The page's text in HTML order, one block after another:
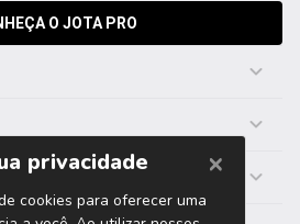
O JOTA PRO